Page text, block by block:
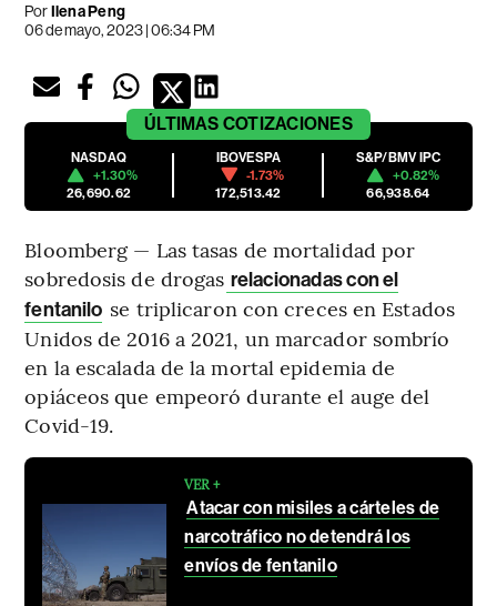
PorIlena Peng
06 de mayo, 2023 | 06:34 PM
ÚLTIMAS COTIZACIONES
NASDAQ
+1.30%
26,690.62
IBOVESPA
-1.73%
172,513.42
S&P/BMV IPC
+0.82%
66,938.64
Bloomberg — Las tasas de mortalidad por
sobredosis de drogas relacionadas con el
fentanilo se triplicaron con creces en Estados
Unidos de 2016 a 2021, un marcador sombrío
en la escalada de la mortal epidemia de
opiáceos que empeoró durante el auge del
Covid-19.
VER +
Atacar con misiles a cárteles de
narcotráfico no detendrá los
envíos de fentanilo